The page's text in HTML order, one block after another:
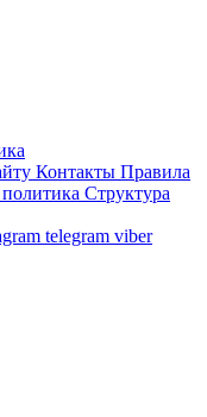
Контакты Правила
Структура
telegram viber